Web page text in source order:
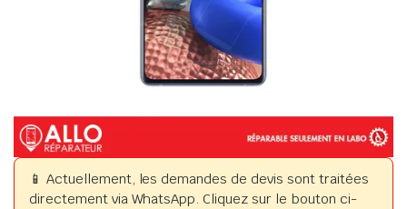
📱 Actuellement, les demandes de devis sont traitées
directement via WhatsApp. Cliquez sur le bouton ci-